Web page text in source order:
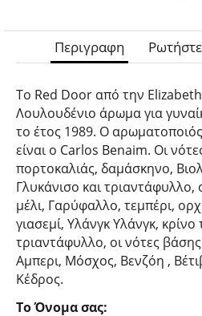
Περιγραφη
Το Red Door από την
Λουλουδένιο άρωμα για
το έτος 1989. Ο
είναι ο Carlos Benaim. Οι
πορτοκαλιάς, δαμάσκηνο,
Γλυκάνισο και τριαντάφυλλο,
μέλι, Γαρύφαλλο, τεμπέρι,
γιασεμί, Υλάνγκ Υλάνγκ, κρίνο
τριαντάφυλλο, οι νότες
Αμπερι, Μόσχος, Βενζόη ,
Κέδρος.
Το Όνομα σας: